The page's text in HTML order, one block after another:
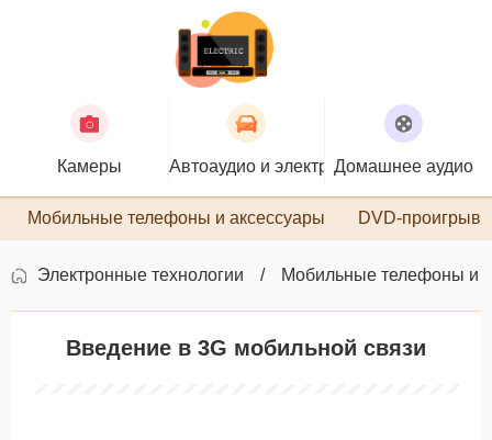
Камеры Автоаудио и электроникаДомашнее аудио
Мобильные телефоны и аксессуары DVD-
Электронные технологии Мобильные телефоны и
Введение в 3G мобильной связи